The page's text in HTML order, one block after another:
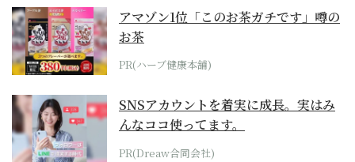
アマゾン1位「このお茶ガチです」噂の
お茶
PR(ハーブ健康本舗)
SNSアカウントを着実に成長。実はみ
んなココ使ってます。
PR(Dreaw合同会社)